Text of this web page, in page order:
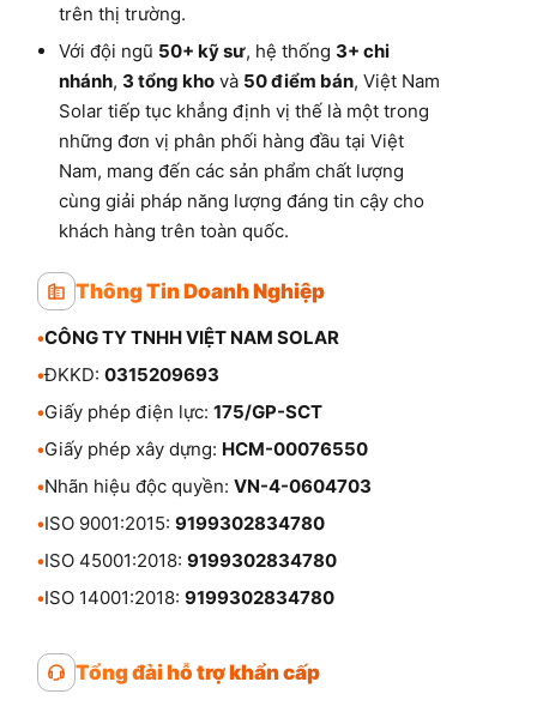
trên thị trường.
Với đội ngũ 50+ kỹ sư, hệ thống 3+ chi
nhánh, 3 tổng kho và 50 điểm bán, Việt Nam
Solar tiếp tục khẳng định vị thế là một trong
những đơn vị phân phối hàng đầu tại Việt
Nam, mang đến các sản phẩm chất lượng
cùng giải pháp năng lượng đáng tin cậy cho
khách hàng trên toàn quốc.
Thông Tin Doanh Nghiệp
•CÔNG TY TNHH VIỆT NAM SOLAR
•ĐKKD: 0315209693
•Giấy phép điện lực: 175/GP-SCT
•Giấy phép xây dựng: HCM-00076550
•Nhãn hiệu độc quyền: VN-4-0604703
•ISO 9001:2015: 9199302834780
•ISO 45001:2018: 9199302834780
•ISO 14001:2018: 9199302834780
Tổng đài hỗ trợ khẩn cấp